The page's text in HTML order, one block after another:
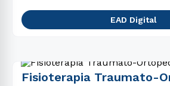
EAD Digital
Fisioterapia Traumato-